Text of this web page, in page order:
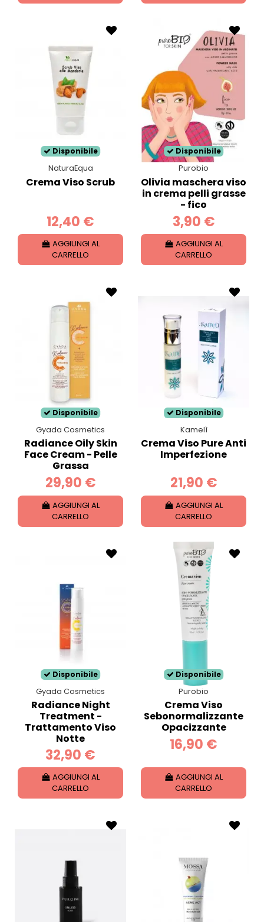
Disponibile
NaturaEqua
Crema Viso Scrub
12,40 €
AGGIUNGI AL
CARRELLO
Disponibile
Purobio
Olivia maschera viso
in crema pelli grasse
- fico
3,90 €
AGGIUNGI AL
CARRELLO
Disponibile
Gyada Cosmetics
Radiance Oily Skin
Face Cream - Pelle
Grassa
29,90 €
AGGIUNGI AL
CARRELLO
Disponibile
Kamelì
Crema Viso Pure Anti
Imperfezione
21,90 €
AGGIUNGI AL
CARRELLO
Disponibile
Gyada Cosmetics
Radiance Night
Treatment -
Trattamento Viso
Notte
32,90 €
AGGIUNGI AL
CARRELLO
Disponibile
Purobio
Crema Viso
Sebonormalizzante
Opacizzante
16,90 €
AGGIUNGI AL
CARRELLO